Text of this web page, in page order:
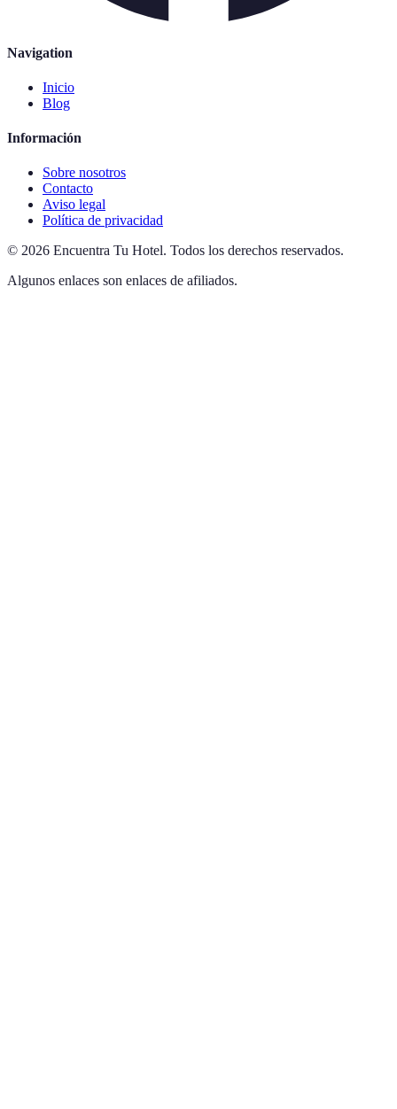
Navigation
Inicio
Blog
Información
Sobre nosotros
Contacto
Aviso legal
Política de privacidad
© 2026 Encuentra Tu Hotel. Todos los derechos reservados.
Algunos enlaces son enlaces de afiliados.